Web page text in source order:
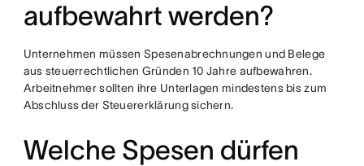
aufbewahrt werden?
Unternehmen müssen Spesenabrechnungen und Belege
aus steuerrechtlichen Gründen 10 Jahre aufbewahren.
Arbeitnehmer sollten ihre Unterlagen mindestens bis zum
Abschluss der Steuererklärung sichern.
Welche Spesen dürfen